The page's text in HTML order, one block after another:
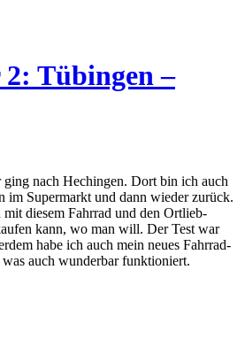
Tübingen –
nach Hechingen. Dort bin ich auch
im Supermarkt und dann wieder zurück.
diesem Fahrrad und den Ortlieb-
kann, wo man will. Der Test war
habe ich auch mein neues Fahrrad-
auch wunderbar funktioniert.